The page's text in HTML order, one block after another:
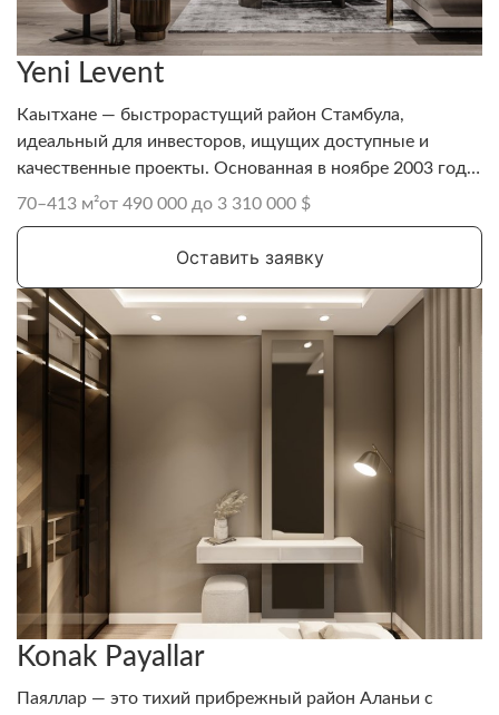
Yeni Levent
Каытхане — быстрорастущий район Стамбула,
идеальный для инвесторов, ищущих доступные и
качественные проекты. Основанная в ноябре 2003 года
в Стамбуле, DAP Yapı (DAP Gayrimenkul Geliştirme A.Ş.)
девелоперской компанией, известной своим
жилыми, коммерческими и многофункциональными
проектами.
70–413 м²от 490 000 до 3 310 000 $
Оставить заявку
Konak Payallar
Паяллар — это тихий прибрежный район Аланьи с